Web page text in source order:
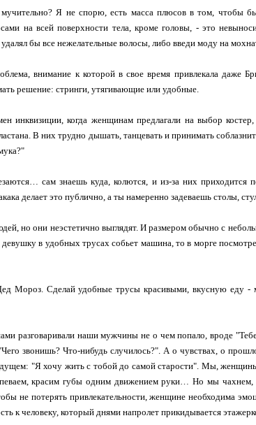
Я не спорю, есть масса плюсов в том, чтобы
на всей поверхности тела, кроме головы, - это
бы все нежелательные волосы, либо введи моду на
внимание к которой в свое время привлекала даже
решение: стринги, утягивающие или удобные.
инквизиции, когда женщинам предлагали на выбор
В них трудно дышать, танцевать и принимать
сам знаешь куда, колются, и из-за них приходится
делает это публично, а ты намеренно задеваешь столы,
но они неэстетично выглядят. И размером обычно с
в удобных трусах собьет машина, то в морге
Мороз. Сделай удобные трусы красивыми, вкусную еду -
разговаривали наши мужчины не о чем попало, вроде
звонишь? Что-нибудь случилось?". А о чувствах, о
"Я хочу жить с тобой до самой старости". Мы,
красим губы одним движением руки… Но мы чахнем,
не потерять привлекательности, женщине необходима
к человеку, который днями напролет прикидывается